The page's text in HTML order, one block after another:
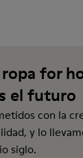
for
el futuro
con la
y lo
siglo.